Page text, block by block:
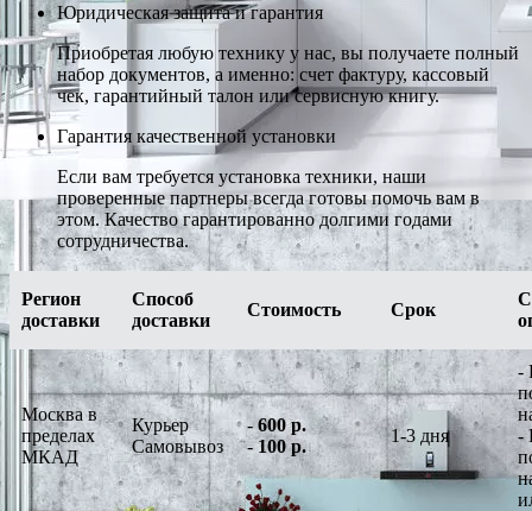
Юридическая защита и гарантия
Приобретая любую технику у нас, вы получаете полный
набор документов, а именно: счет фактуру, кассовый
чек, гарантийный талон или сервисную книгу.
Гарантия качественной установки
Если вам требуется установка техники, наши
проверенные партнеры всегда готовы помочь вам в
этом. Качество гарантированно долгими годами
сотрудничества.
Регион
доставки
Способ
доставки
Стоимость Срок
Москва в
пределах
МКАД
Курьер
Самовывоз
-600 р.
-100 р.
1-3 дня
-
-